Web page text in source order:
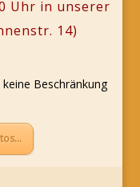
Uhr in unserer
14)
Beschränkung